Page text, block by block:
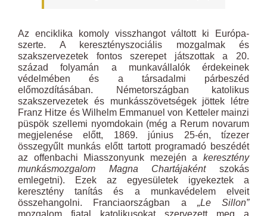
Az enciklika komoly visszhangot váltott ki Európa-
szerte. A keresztényszociális mozgalmak és
szakszervezetek fontos szerepet játszottak a 20.
század folyamán a munkavállalók érdekeinek
védelmében és a társadalmi párbeszéd
előmozdításában. Németországban katolikus
szakszervezetek és munkásszövetségek jöttek létre
Franz Hitze és Wilhelm Emmanuel von Ketteler mainzi
püspök szellemi nyomdokain (még a Rerum novarum
megjelenése előtt, 1869. június 25-én, tízezer
összegyűlt munkás előtt tartott programadó beszédét
az offenbachi Miasszonyunk mezején a keresztény
munkásmozgalom Magna Chartájakéntszokás
emlegetni). Ezek az egyesületek igyekeztek a
keresztény tanítás és a munkavédelem elveit
összehangolni. Franciaországban a „Le Sillon”
mozgalom fiatal katolikusokat szervezett meg a